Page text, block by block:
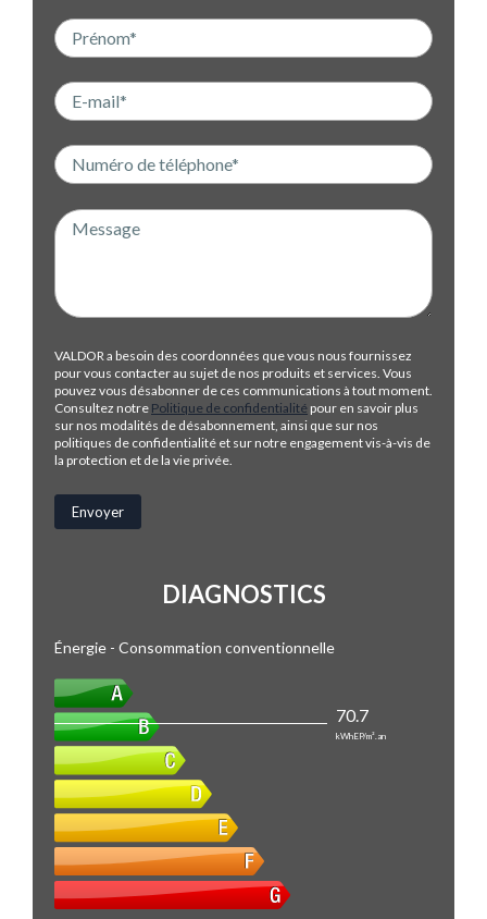
VALDOR a besoin des coordonnées que vous nous fournissez
pour vous contacter au sujet de nos produits et services. Vous
pouvez vous désabonner de ces communications à tout moment.
Consultez notre Politique de confidentialité pour en savoir plus
sur nos modalités de désabonnement, ainsi que sur nos
politiques de confidentialité et sur notre engagement vis-à-vis de
la protection et de la vie privée.
DIAGNOSTICS
Énergie - Consommation conventionnelle
70.7
kWhEP/m².an